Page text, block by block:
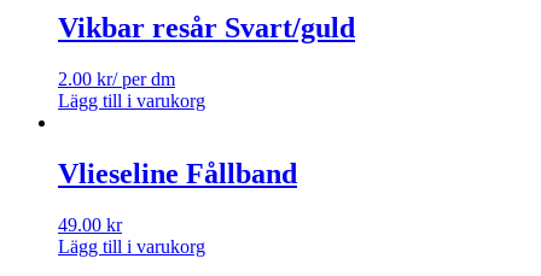
Vikbar resår Svart/guld
2.00 kr/ per dm
Lägg till i varukorg
Vlieseline Fållband
49.00 kr
Lägg till i varukorg